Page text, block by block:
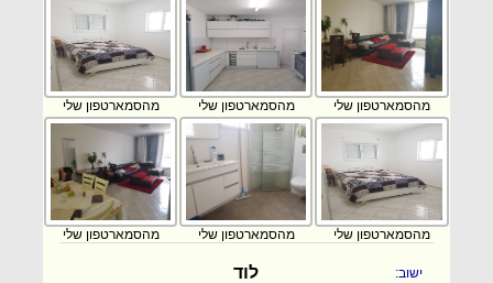
מהסמארטפון שלי מהסמארטפון שלי מהסמארטפון שלי
מהסמארטפון שלי מהסמארטפון שלי מהסמארטפון שלי
ישוב: לוד